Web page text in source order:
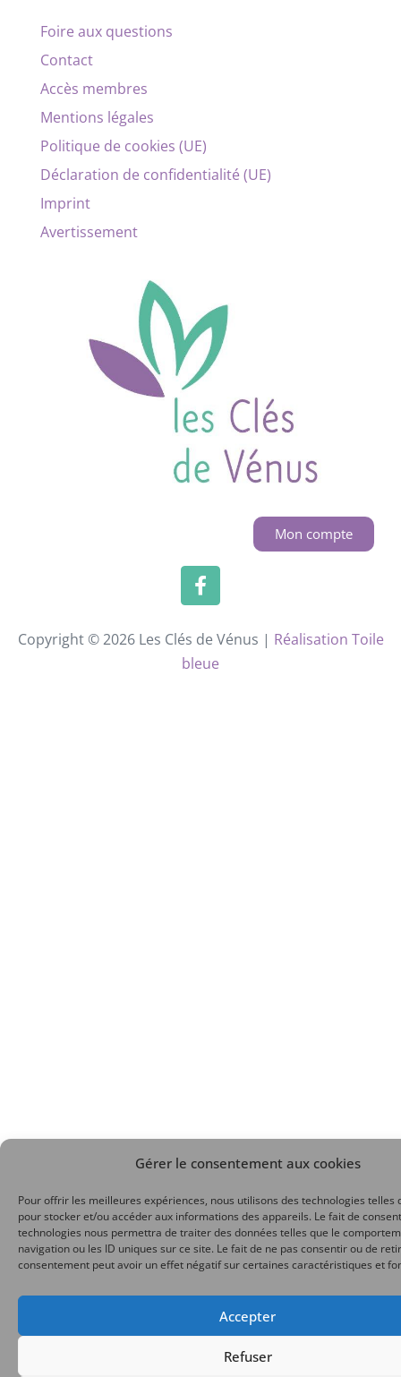
Gérer le consentement aux cookies
Pour offrir les meilleures expériences, nous utilisons des technologies telles
pour stocker et/ou accéder aux informations des appareils. Le fait de
technologies nous permettra de traiter des données telles que le
navigation ou les ID uniques sur ce site. Le fait de ne pas consentir ou de
consentement peut avoir un effet négatif sur certaines caractéristiques et
Accepter
Refuser
Foire aux questions
Contact
Accès membres
Mentions légales
Politique de cookies (UE)
Déclaration de confidentialité (UE)
Imprint
Avertissement
Mon compte
Copyright © 2026 Les Clés de Vénus | Réalisation Toile
bleue